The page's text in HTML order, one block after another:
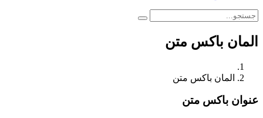
المان باکس متن
المان باکس متن
عنوان باکس متن